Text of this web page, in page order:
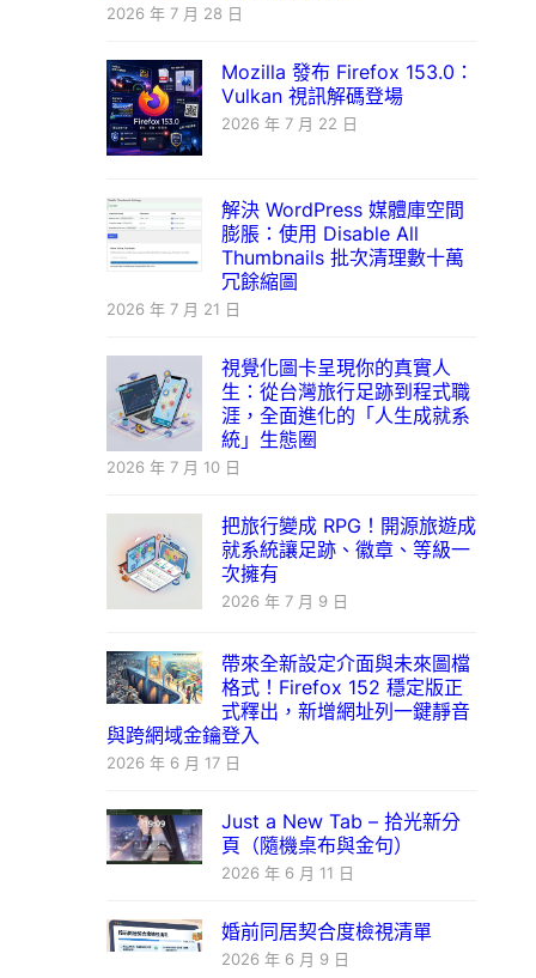
2026 年 7 月 28 日
Mozilla 發布 Firefox 153.0：
Vulkan 視訊解碼登場
2026 年 7 月 22 日
解決 WordPress 媒體庫空間
膨脹：使用 Disable All
Thumbnails 批次清理數十萬
冗餘縮圖
2026 年 7 月 21 日
視覺化圖卡呈現你的真實人
生：從台灣旅行足跡到程式職
涯，全面進化的「人生成就系
統」生態圈
2026 年 7 月 10 日
把旅行變成 RPG！開源旅遊成
就系統讓足跡、徽章、等級一
次擁有
2026 年 7 月 9 日
帶來全新設定介面與未來圖檔
格式！Firefox 152 穩定版正
式釋出，新增網址列一鍵靜音
與跨網域金鑰登入
2026 年 6 月 17 日
Just a New Tab – 拾光新分
頁（隨機桌布與金句）
2026 年 6 月 11 日
婚前同居契合度檢視清單
2026 年 6 月 9 日